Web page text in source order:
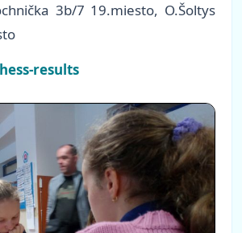
3b/7 19.miesto, O.Šoltys
results